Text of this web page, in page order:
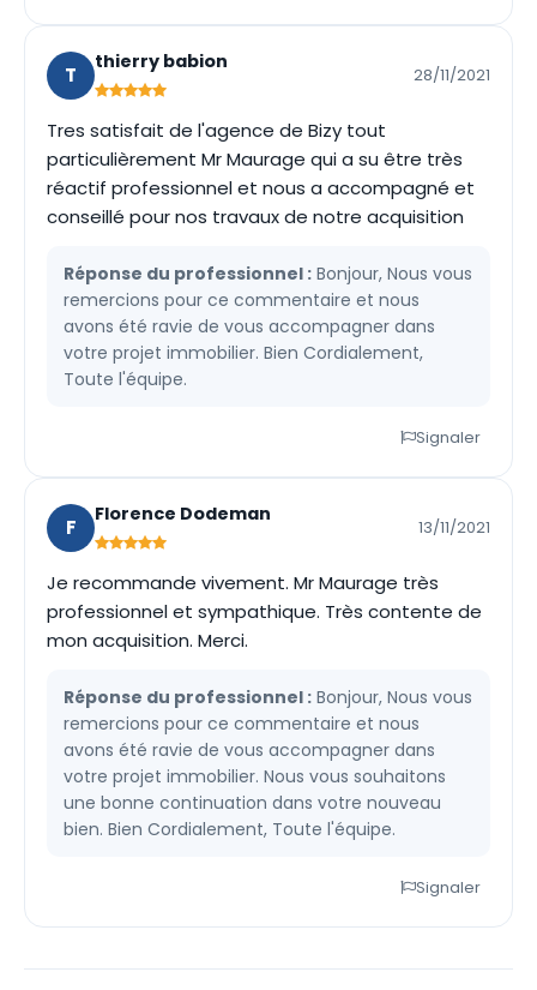
T
thierry babion
28/11/2021
Tres satisfait de l'agence de Bizy tout
particulièrement Mr Maurage qui a su être très
réactif professionnel et nous a accompagné et
conseillé pour nos travaux de notre acquisition
Réponse du professionnel : Bonjour, Nous vous
remercions pour ce commentaire et nous
avons été ravie de vous accompagner dans
votre projet immobilier. Bien Cordialement,
Toute l'équipe.
Signaler
F
Florence Dodeman
13/11/2021
Je recommande vivement. Mr Maurage très
professionnel et sympathique. Très contente de
mon acquisition. Merci.
Réponse du professionnel : Bonjour, Nous vous
remercions pour ce commentaire et nous
avons été ravie de vous accompagner dans
votre projet immobilier. Nous vous souhaitons
une bonne continuation dans votre nouveau
bien. Bien Cordialement, Toute l'équipe.
Signaler